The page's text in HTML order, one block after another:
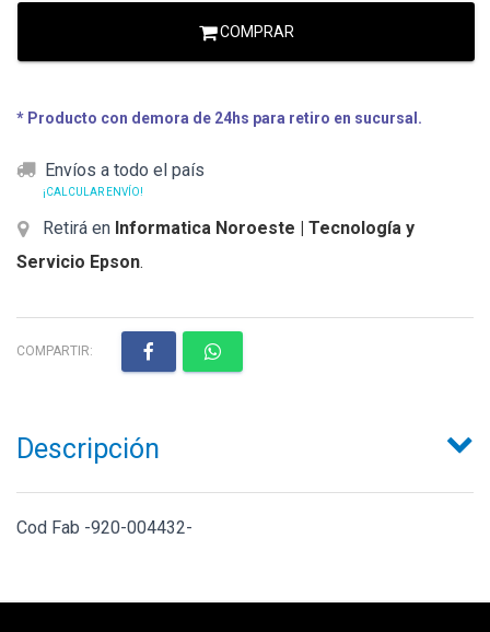
COMPRAR
* Producto con demora de 24hs para retiro en sucursal.
Envíos a todo el país
¡CALCULAR ENVÍO!
Retirá en Informatica Noroeste | Tecnología y
Servicio Epson.
COMPARTIR:
Descripción
Cod Fab -920-004432-